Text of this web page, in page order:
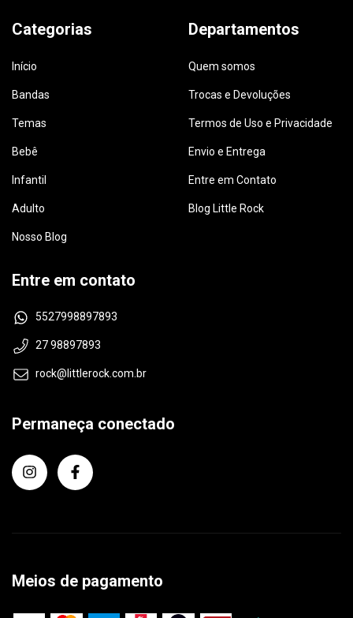
Categorias
Início
Bandas
Temas
Bebê
Infantil
Adulto
Nosso Blog
Departamentos
Quem somos
Trocas e Devoluções
Termos de Uso e Privacidade
Envio e Entrega
Entre em Contato
Blog Little Rock
Entre em contato
5527998897893
27 98897893
rock@littlerock.com.br
Permaneça conectado
Meios de pagamento